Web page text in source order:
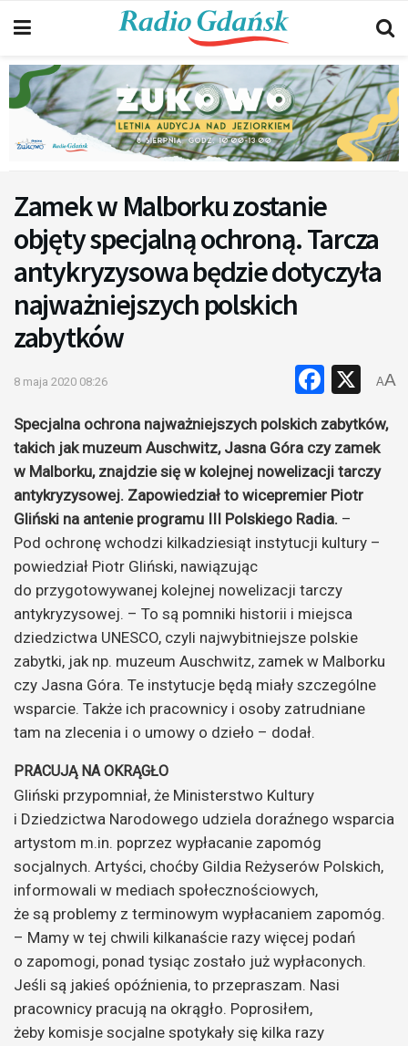
Zamek w Malborku zostanie
objęty specjalną ochroną. Tarcza
antykryzysowa będzie dotyczyła
najważniejszych polskich
zabytków
8 maja 2020 08:26 X
AA
Specjalna ochrona najważniejszych polskich zabytków,
takich jak muzeum Auschwitz, Jasna Góra czy zamek
w Malborku, znajdzie się w kolejnej nowelizacji tarczy
antykryzysowej. Zapowiedział to wicepremier Piotr
Gliński na antenie programu III Polskiego Radia. –
Pod ochronę wchodzi kilkadziesiąt instytucji kultury –
powiedział Piotr Gliński, nawiązując
do przygotowywanej kolejnej nowelizacji tarczy
antykryzysowej. – To są pomniki historii i miejsca
dziedzictwa UNESCO, czyli najwybitniejsze polskie
zabytki, jak np. muzeum Auschwitz, zamek w Malborku
czy Jasna Góra. Te instytucje będą miały szczególne
wsparcie. Także ich pracownicy i osoby zatrudniane
tam na zlecenia i o umowy o dzieło – dodał.
PRACUJĄ NA OKRĄGŁO
Gliński przypomniał, że Ministerstwo Kultury
i Dziedzictwa Narodowego udziela doraźnego wsparcia
artystom m.in. poprzez wypłacanie zapomóg
socjalnych. Artyści, choćby Gildia Reżyserów Polskich,
informowali w mediach społecznościowych,
że są problemy z terminowym wypłacaniem zapomóg.
– Mamy w tej chwili kilkanaście razy więcej podań
o zapomogi, ponad tysiąc zostało już wypłaconych.
Jeśli są jakieś opóźnienia, to przepraszam. Nasi
pracownicy pracują na okrągło. Poprosiłem,
żeby komisje socjalne spotykały się kilka razy